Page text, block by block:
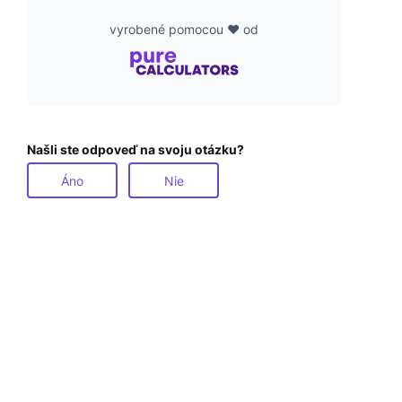
vyrobené pomocou ❤️ od
Našli ste odpoveď na svoju otázku?
Áno Nie